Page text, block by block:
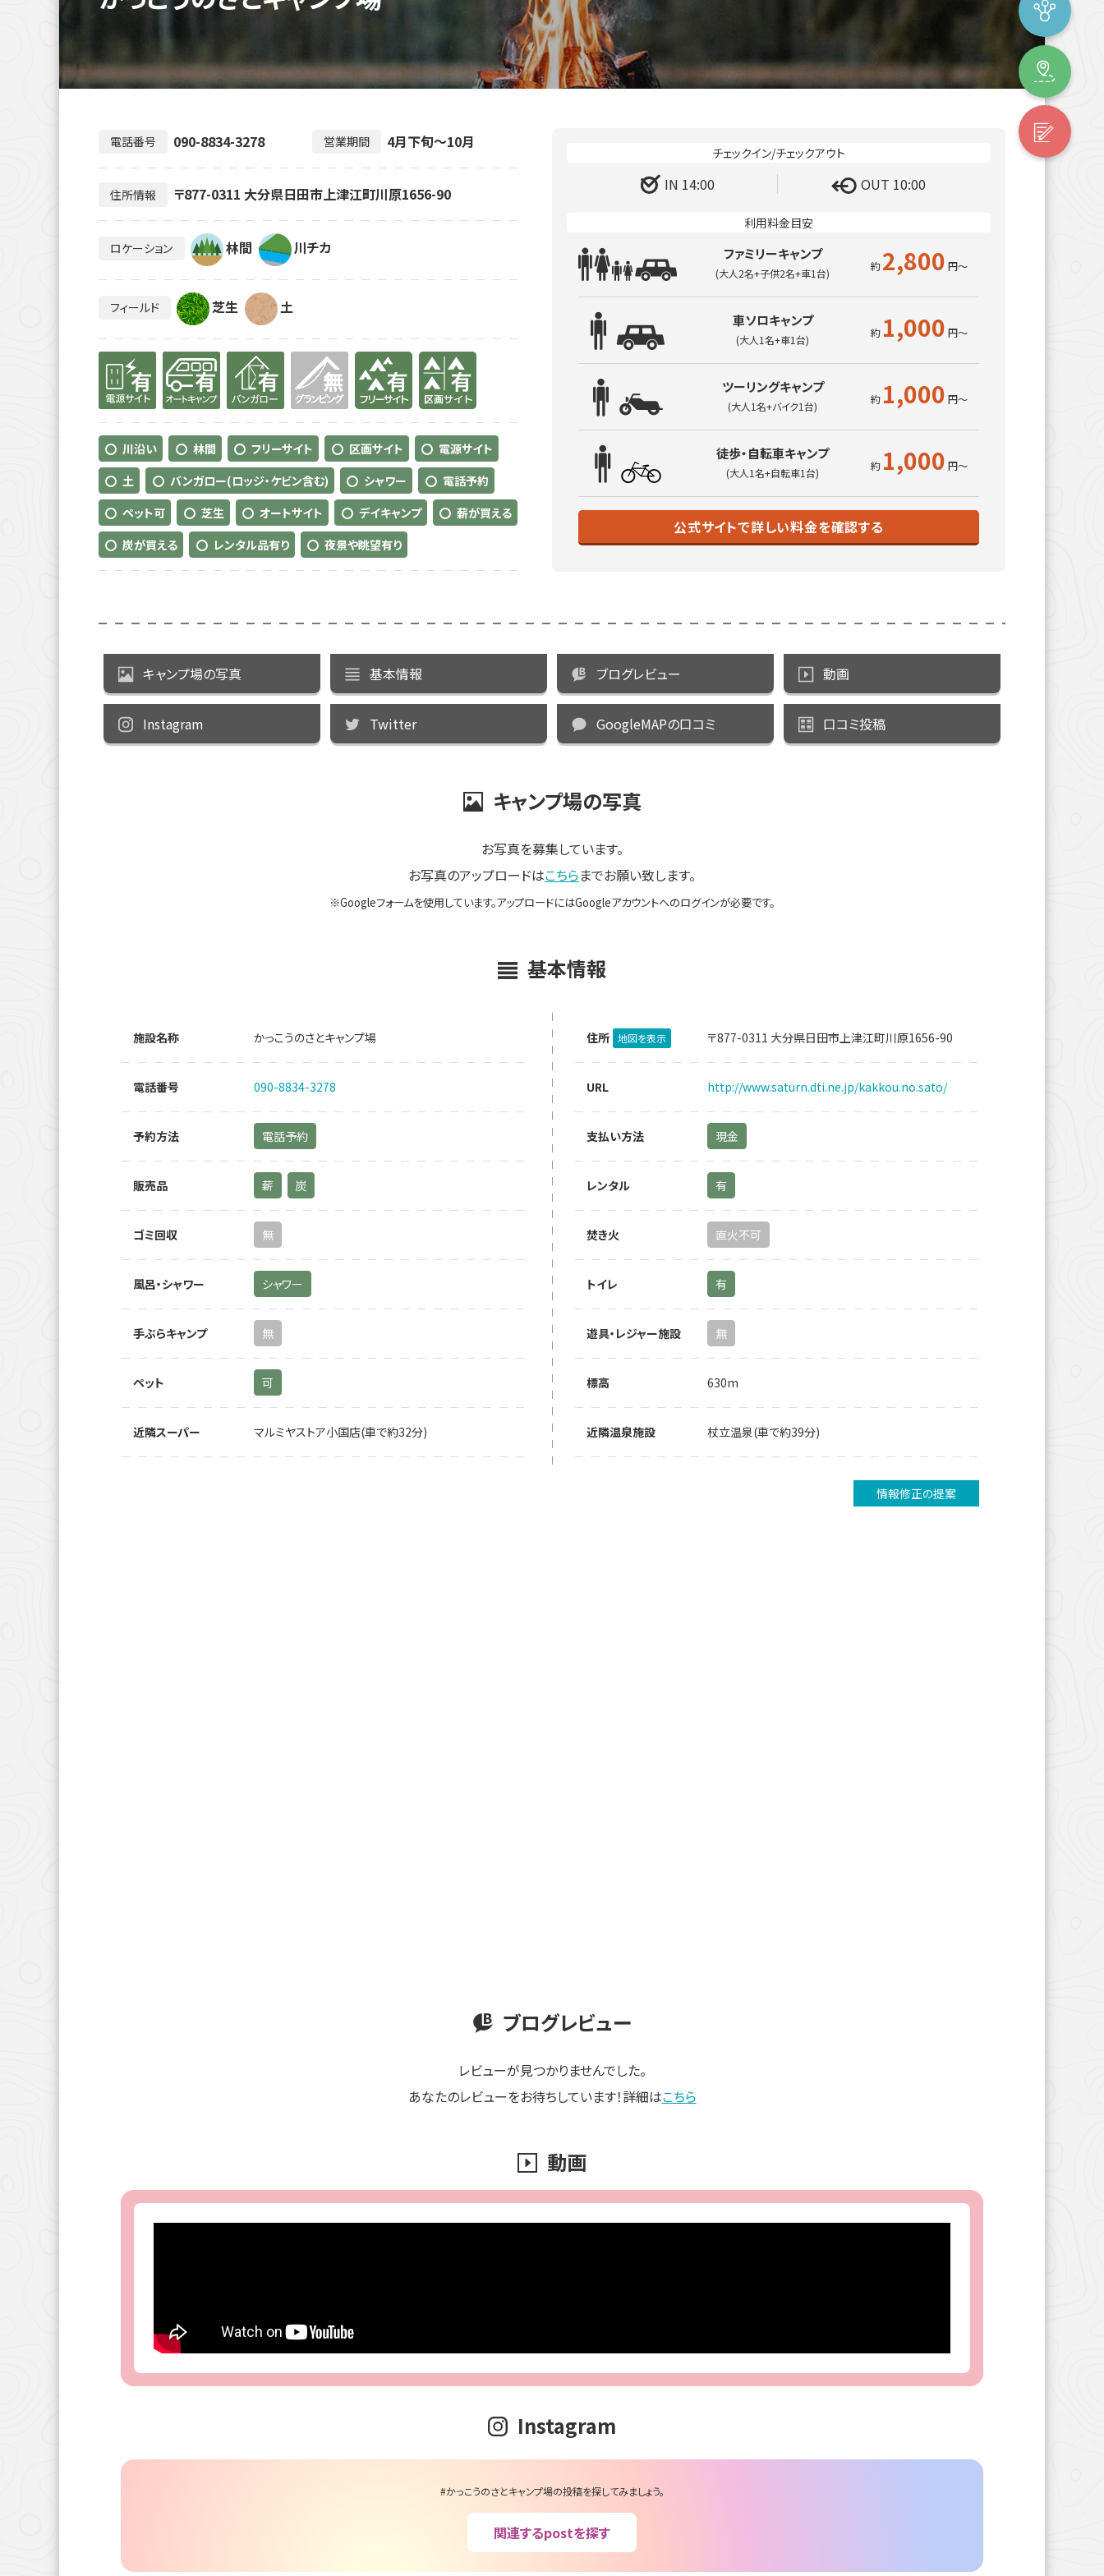
電話番号 090-8834-3278 営業期間 4月下旬～10月
住所情報 〒877-0311 大分県日田市上津江町川原1656-90
ロケーション 林間 川チカ
フィールド 芝生 土
有り 有り 有り 有り 有り
川沿い 林間 フリーサイト 区画サイト
電源サイト
土
バンガロー(ロッジ・ケビン含む) シャワー
電話予約
ペット可
芝生 オートサイト デイキャンプ
薪が買える
炭が買える
レンタル品有り 夜景や眺望有り
IN 14:00 OUT 10:00
ファミリーキャンプ
(大人2名+子供2名+車1台) 2,800
車ソロキャンプ
(大人1名+車1台) 1,000
ツーリングキャンプ
(大人1名+バイク1台) 1,000
徒歩・自転車キャンプ
(大人1名+自転車1台) 1,000
公式サイトで詳しい料金を確認する
キャンプ場の写真 基本情報 ブログレビュー 動画
Instagram Twitter GoogleMAPの口コミ 口コミ投稿
キャンプ場の写真
お写真を募集しています。
お写真のアップロードはこちらまでお願い致します。
※Googleフォームを使用しています。アップロードにはGoogleアカウントへのログインが必要です。
基本情報
施設名称 かっこうのさとキャンプ場 住所 地図を表示 〒877-0311 大分県日田市上津江町川原1656-90
電話番号 090-8834-3278 URL http://www.saturn.dti.ne.jp/kakkou.no.sato/
予約方法 電話予約 支払い方法 現金
販売品 薪 炭 レンタル 有
ゴミ回収 無 焚き火 直火不可
風呂・シャワー シャワー トイレ 有
手ぶらキャンプ 無 遊具・レジャー施設 無
ペット 可 標高 630m
近隣スーパー マルミヤストア小国店(車で約32分) 近隣温泉施設 杖立温泉(車で約39分)
情報修正の提案
ブログレビュー
レビューが見つかりませんでした。
あなたのレビューをお待ちしています！詳細はこちら
動画
Instagram
#かっこうのさとキャンプ場の投稿を探してみましょう。
関連するpostを探す